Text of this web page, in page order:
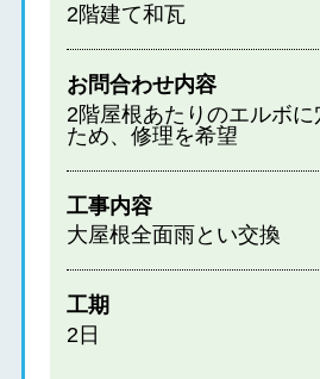
2階建て和瓦
お問合わせ内容
2階屋根あたりのエルボ
ため、修理を希望
工事内容
大屋根全面雨とい交換
工期
2日